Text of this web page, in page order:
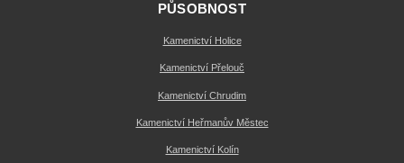
PŮSOBNOST
Kamenictví Holice
Kamenictví Přelouč
Kamenictví Chrudim
Kamenictví Heřmanův Městec
Kamenictví Kolín